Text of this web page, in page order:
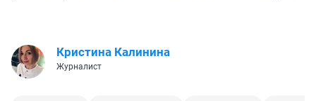
Кристина Калинина
Журналист